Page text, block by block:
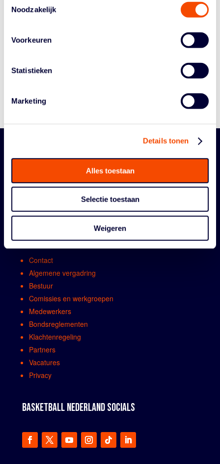
Noodzakelijk
Voorkeuren
Statistieken
Marketing
Details tonen
Alles toestaan
Selectie toestaan
Weigeren
Historie
Contact
Algemene vergadring
Bestuur
Comissies en werkgroepen
Medewerkers
Bondsreglementen
Klachtenregeling
Partners
Vacatures
Privacy
BASKETBALL NEDERLAND SOCIALS